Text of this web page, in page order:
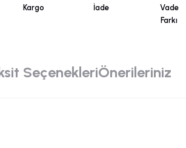
Kargo
İade
Vade
Farkı
SeçenekleriÖnerileriniz